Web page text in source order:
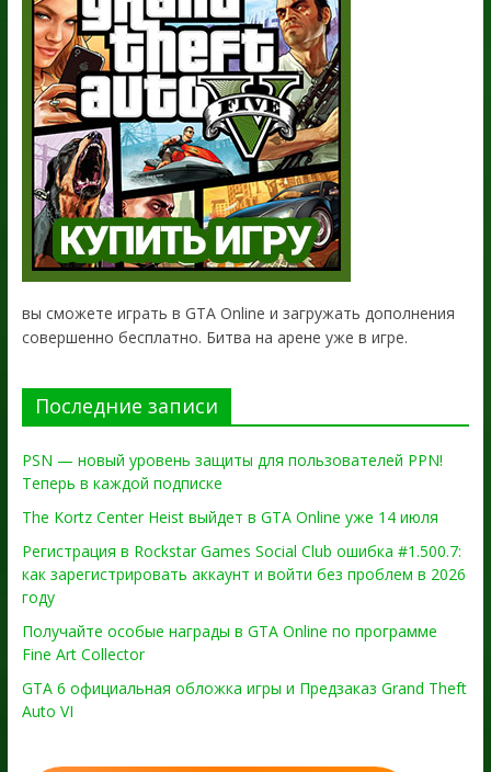
вы сможете играть в GTA Online и загружать дополнения
совершенно бесплатно. Битва на арене уже в игре.
Последние записи
PSN — новый уровень защиты для пользователей PPN!
Теперь в каждой подписке
The Kortz Center Heist выйдет в GTA Online уже 14 июля
Регистрация в Rockstar Games Social Club ошибка #1.500.7:
как зарегистрировать аккаунт и войти без проблем в 2026
году
Получайте особые награды в GTA Online по программе
Fine Art Collector
GTA 6 официальная обложка игры и Предзаказ Grand Theft
Auto VI